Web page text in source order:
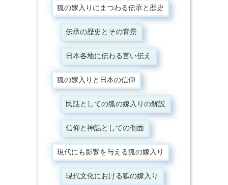
狐の嫁入りにまつわる伝承と歴史
伝承の歴史とその背景
日本各地に伝わる言い伝え
狐の嫁入りと日本の信仰
民話としての狐の嫁入りの解説
信仰と神話としての側面
現代にも影響を与える狐の嫁入り
現代文化における狐の嫁入り